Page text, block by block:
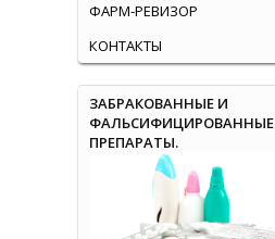
ФАРМ-РЕВИЗОР
КОНТАКТЫ
ЗАБРАКОВАННЫЕ И
ФАЛЬСИФИЦИРОВАННЫЕ
ПРЕПАРАТЫ.